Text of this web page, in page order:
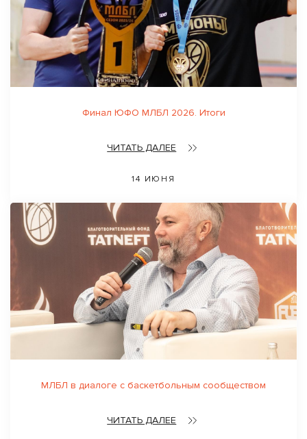
Финал ЮФО МЛБЛ 2026. Итоги
ЧИТАТЬ ДАЛЕЕ
14 ИЮНЯ
МЛБЛ в диалоге с баскетбольным сообществом
ЧИТАТЬ ДАЛЕЕ